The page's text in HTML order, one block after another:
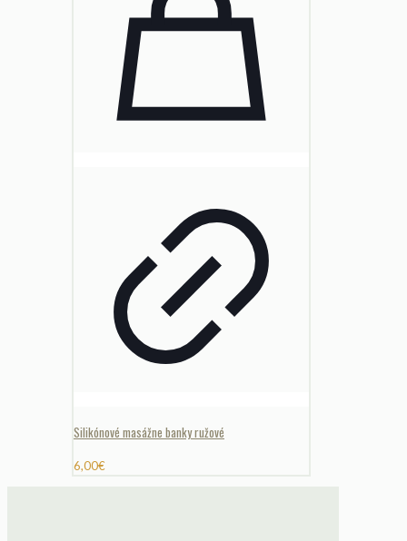
Silikónové masážne banky ružové
6,00€